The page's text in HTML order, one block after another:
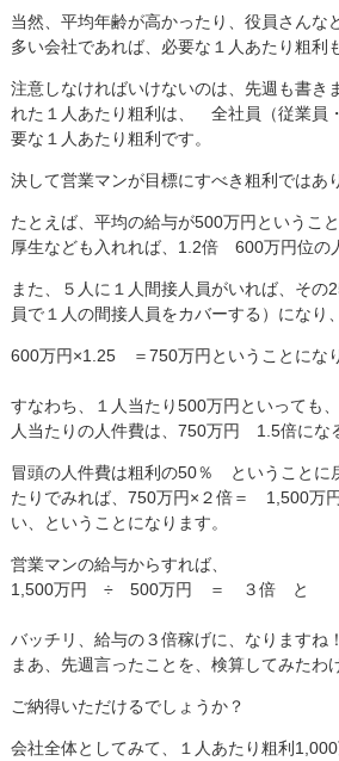
当然、平均年齢が高かったり、役員さんな
多い会社であれば、必要な１人あたり粗利
注意しなければいけないのは、先週も書き
れた１人あたり粗利は、 全社員（従業員
要な１人あたり粗利です。
決して営業マンが目標にすべき粗利ではあ
たとえば、平均の給与が500万円というこ
厚生なども入れれば、1.2倍 600万円位の
また、５人に１人間接人員がいれば、その
員で１人の間接人員をカバーする）になり、
600万円×1.25 ＝750万円ということになり
すなわち、１人当たり500万円といっても
人当たりの人件費は、750万円 1.5倍にな
冒頭の人件費は粗利の50％ ということに
たりでみれば、750万円×２倍＝ 1,500万
い、ということになります。
営業マンの給与からすれば、
1,500万円 ÷ 500万円 ＝ ３倍 と
バッチリ、給与の３倍稼げに、なりますね！
まあ、先週言ったことを、検算してみたわ
ご納得いただけるでしょうか？
会社全体としてみて、１人あたり粗利